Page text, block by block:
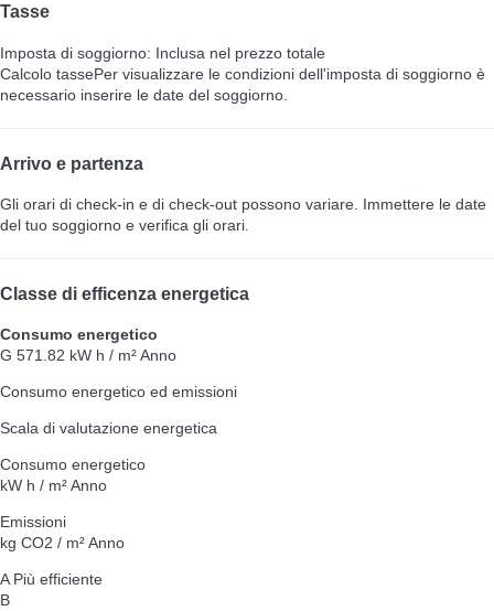
Tasse
Imposta di soggiorno: Inclusa nel prezzo totale
Calcolo tassePer visualizzare le condizioni dell'imposta di soggiorno è
necessario inserire le date del soggiorno.
Arrivo e partenza
Gli orari di check-in e di check-out possono variare. Immettere le date
del tuo soggiorno e verifica gli orari.
Classe di efficenza energetica
Consumo energetico
G 571.82 kW h / m² Anno
Consumo energetico ed emissioni
Scala di valutazione energetica
Consumo energetico
kW h / m² Anno
Emissioni
kg CO2 / m² Anno
APiù efficiente
B